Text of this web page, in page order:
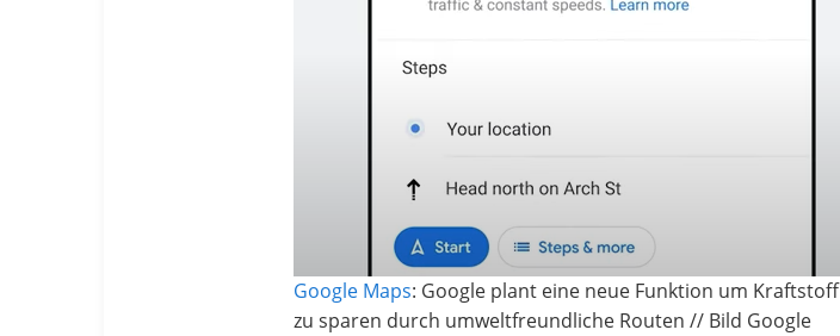
Google Maps: Google plant eine neue Funktion um Kraftstoff
zu sparen durch umweltfreundliche Routen // Bild Google